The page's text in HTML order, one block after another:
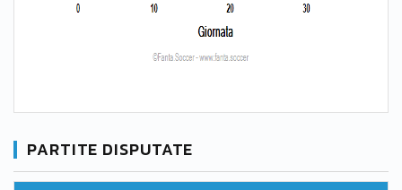
PARTITE DISPUTATE